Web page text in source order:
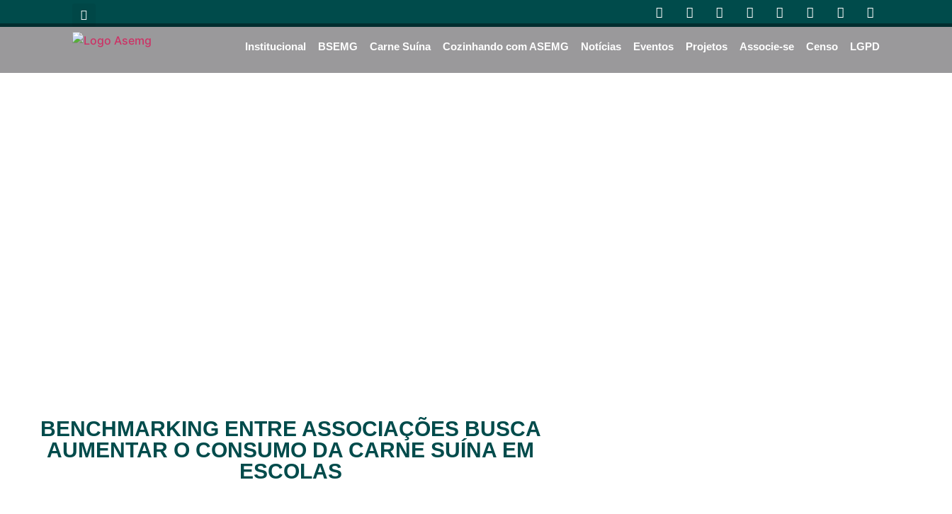
Institucional BSEMG Carne Suína Cozinhando com ASEMG Notícias Eventos Projetos Associe-se Censo LGPD
BENCHMARKING ENTRE ASSOCIAÇÕES BUSCA
AUMENTAR O CONSUMO DA CARNE SUÍNA EM
ESCOLAS